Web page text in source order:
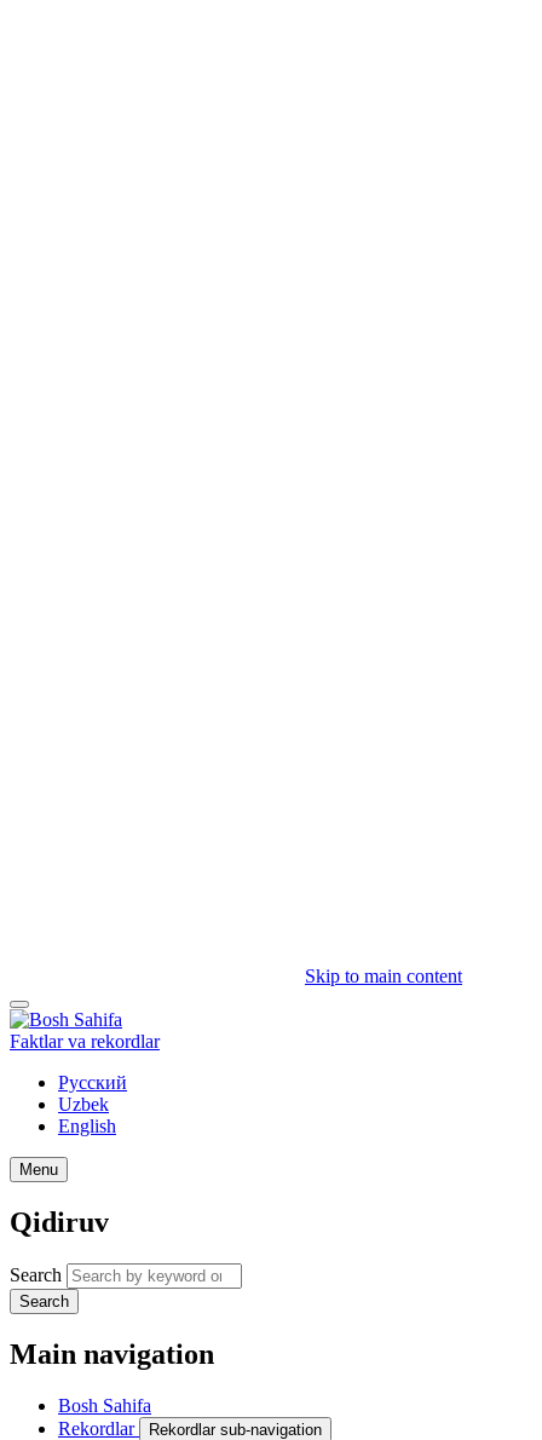
Skip to main content
Faktlar va rekordlar
Русский
Uzbek
English
Menu
Qidiruv
Search
Search
Main navigation
Bosh Sahifa
Rekordlar
Rekordlar sub-navigation